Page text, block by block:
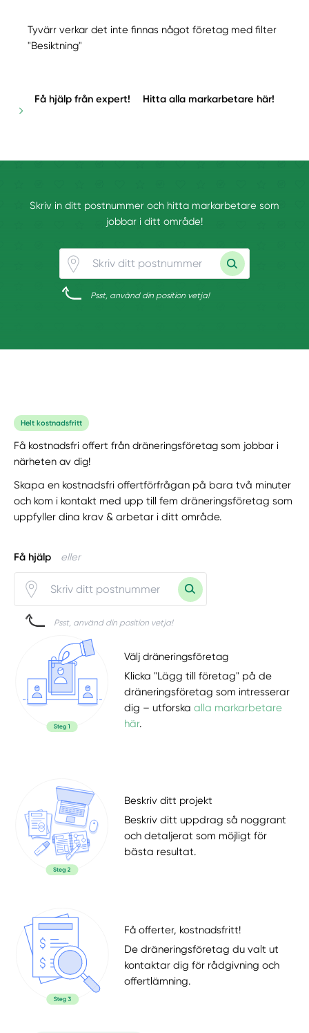
Tyvärr verkar det inte finnas något företag med filter
"Besiktning"
Få hjälp från expert! Hitta alla markarbetare här!
Skriv in ditt postnummer och hitta markarbetare som
jobbar i ditt område!
Psst, använd din position vetja!
Helt kostnadsfritt
Få kostnadsfri offert från dräneringsföretag som jobbar i
närheten av dig!
Skapa en kostnadsfri offertförfrågan på bara två minuter
och kom i kontakt med upp till fem dräneringsföretag som
uppfyller dina krav & arbetar i ditt område.
Få hjälp eller
Psst, använd din position vetja!
Välj dräneringsföretag
Klicka "Lägg till företag" på de
dräneringsföretag som intresserar
dig – utforskaalla markarbetare
här.
Beskriv ditt projekt
Beskriv ditt uppdrag så noggrant
och detaljerat som möjligt för
bästa resultat.
Få offerter, kostnadsfritt!
De dräneringsföretag du valt ut
kontaktar dig för rådgivning och
offertlämning.